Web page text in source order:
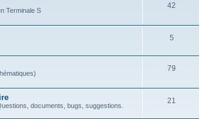
Terminale S
42
5
79
documents, bugs, suggestions.
21